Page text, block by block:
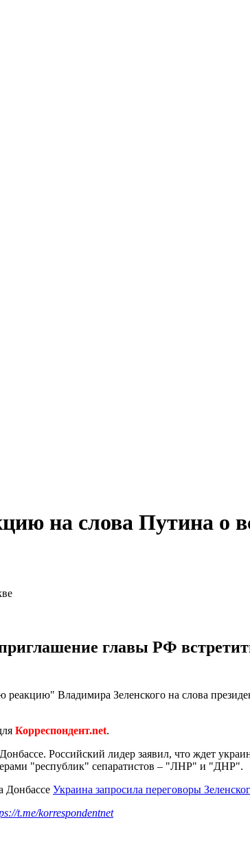
на слова Путина о
главы РФ
Владимира Зеленского на слова
Корреспондент.net.
Российский лидер заявил, что ждет
"республик" сепаратистов – "ЛНР" и "ДНР".
Донбассе Украина запросила переговоры
t.me/korrespondentnet